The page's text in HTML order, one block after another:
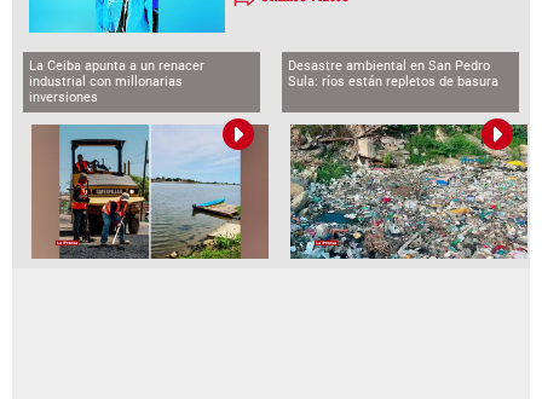
La Ceiba apunta a un renacer
industrial con millonarias
inversiones
Desastre ambiental en San Pedro
Sula: ríos están repletos de basura